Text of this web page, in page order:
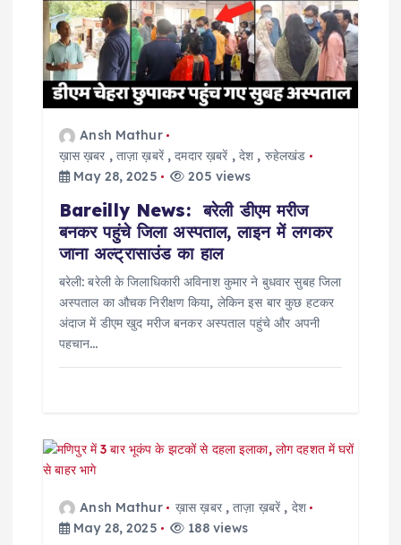
g
a
Ansh Mathur
ख़ास ख़बर ,ताज़ा ख़बरें,दमदार ख़बरें , देश , रुहेलखंड
May 28, 2025
205 views
Bareilly News: बरेली डीएम मरीज
बनकर पहुंचे जिला अस्पताल, लाइन में लगकर
जाना अल्ट्रासाउंड का हाल
बरेली: बरेली के जिलाधिकारी अविनाश कुमार ने बुधवार सुबह जिला
अस्पताल का औचक निरीक्षण किया, लेकिन इस बार कुछ हटकर
अंदाज में डीएम खुद मरीज बनकर अस्पताल पहुंचे और अपनी
पहचान…
Ansh Mathur ख़ास ख़बर,ताज़ा ख़बरें , देश
May 28, 2025
188 views